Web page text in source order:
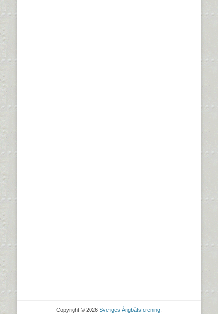
Copyright © 2026 Sveriges Ångbåtsförening